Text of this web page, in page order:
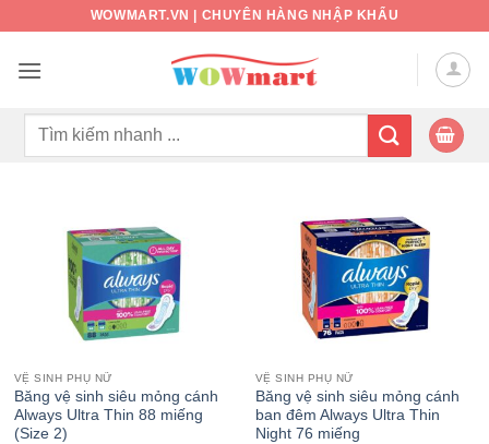
nội
WOWMART.VN | CHUYÊN HÀNG NHẬP KHẨU
Tìm
VỆ SINH PHỤ NỮ
Băng vệ sinh siêu mỏng cánh
Always Ultra Thin 88 miếng
(Size 2)
VỆ SINH PHỤ NỮ
Băng vệ sinh siêu mỏng cánh
ban đêm Always Ultra Thin
Night 76 miếng